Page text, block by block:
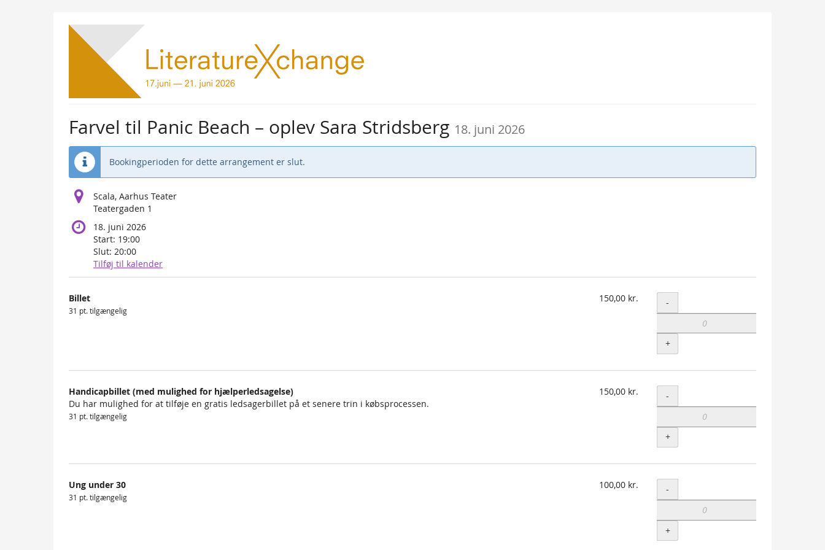
Farvel til Panic Beach – oplev Sara Stridsberg 18. juni 2026
Bookingperioden for dette arrangement er slut.
Scala, Aarhus Teater
Teatergaden 1
18. juni 2026
Start: 19:00
Slut: 20:00
Tilføj til kalender
Produkter
Uncategorized
Billet
31 pt. tilgængelig
150,00 kr. Antal
-
+
Handicapbillet (med mulighed for hjælperledsagelse)
Du har mulighed for at tilføje en gratis ledsagerbillet på et senere trin i købsprocessen.
31 pt. tilgængelig
150,00 kr. Antal
-
+
Ung under 30
31 pt. tilgængelig
100,00 kr. Antal
-
+